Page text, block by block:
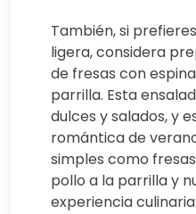
También, si
ligera, considera
de fresas con
parrilla. Esta
dulces y salados, y
romántica de
simples como
pollo a la parrilla y
experiencia